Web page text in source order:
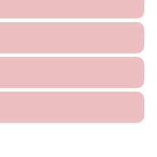
姫路市との仕事とし
ョンの広告撮影、JR主
。
ンバサダーとして阪急
お宮参り、七五三、ご
ネスで使うプロフィー
残したい方は多いと思
したいと思いフォトグ